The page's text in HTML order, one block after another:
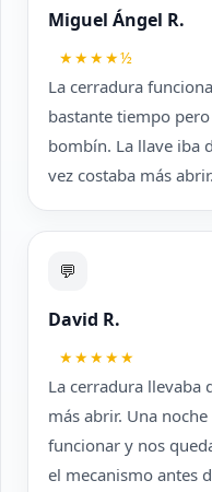
Miguel Ángel R.
★★★★½
La cerradura
bastante tiempo
bombín. La llave iba
vez costaba más abrir.
💬
David R.
★★★★★
La cerradura llevaba
más abrir. Una
funcionar y nos
el mecanismo antes